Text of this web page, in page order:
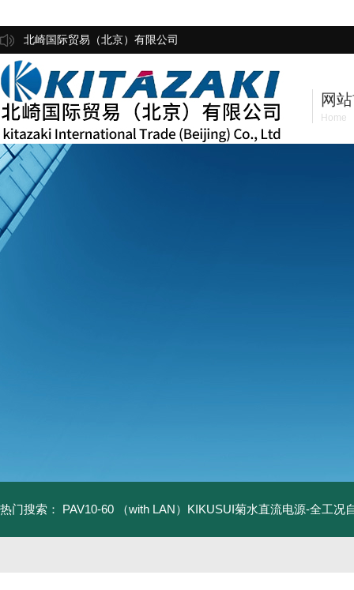
北崎国际贸易（北京）有限公司
网
Home
热门搜索： PAV10-60 （with LAN）KIKUSUI菊水直流电源-全工况